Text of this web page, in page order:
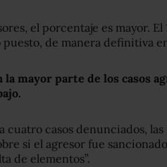
el porcentaje es mayor.
de manera definitiva
la mayor parte de los casos
cuatro casos denunciados,
si el agresor fue
de elementos”.